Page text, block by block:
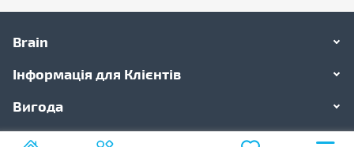
Brain
Інформація для Клієнтів
Вигода
Бізнесу